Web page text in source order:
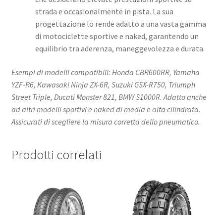
strada e occasionalmente in pista. La sua
progettazione lo rende adatto a una vasta gamma
di motociclette sportive e naked, garantendo un
equilibrio tra aderenza, maneggevolezza e durata.
Esempi di modelli compatibili: Honda CBR600RR, Yamaha
YZF-R6, Kawasaki Ninja ZX-6R, Suzuki GSX-R750, Triumph
Street Triple, Ducati Monster 821, BMW S1000R. Adatto anche
ad altri modelli sportivi e naked di media e alta cilindrata.
Assicurati di scegliere la misura corretta dello pneumatico.
Prodotti correlati